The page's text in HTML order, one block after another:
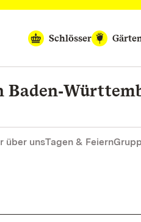
Schlösser
über unsTagen & Feiern